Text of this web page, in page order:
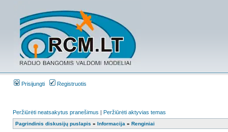
Prisijungti Registruotis
Peržiūrėti neatsakytus pranešimus | Peržiūrėti aktyvias temas
Pagrindinis diskusijų puslapis » Informacija » Renginiai